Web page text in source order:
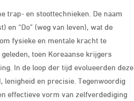
trap- en stoottechnieken. De naam
en “Do” (weg van leven), wat de
fysieke en mentale kracht te
toen Koreaanse krijgers
In de loop der tijd evolueerden deze
lenigheid en precisie. Tegenwoordig
effectieve vorm van zelfverdediging